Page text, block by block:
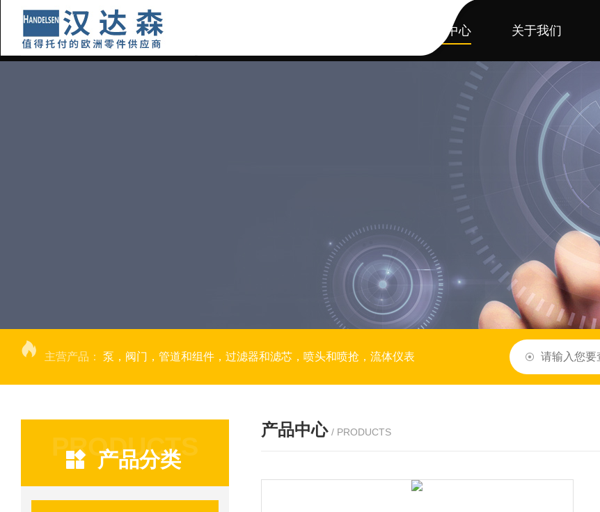
产品中心 关于我们
主营产品： 泵，阀门，管道和组件，过滤器和滤芯，喷头和喷抢，流体仪表
PRODUCTS
产品分类
产品中心 / PRODUCTS